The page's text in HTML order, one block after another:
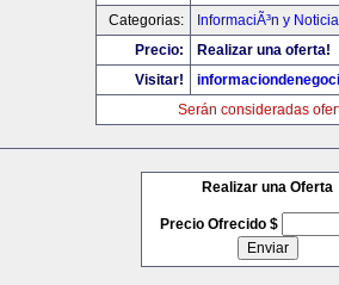
Categorias:
InformaciÃ³n y
Precio:
Realizar una oferta!
Visitar!
Serán consideradas
Realizar una Oferta
Precio Ofrecido $